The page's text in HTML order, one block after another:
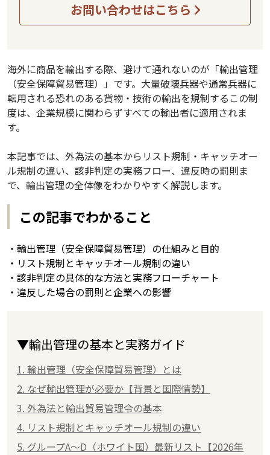
お問い合わせはこちら
海外に商品を輸出する際、避けて通れないのが「輸出管理
（安全保障貿易管理）」です。大量破壊兵器や通常兵器に
転用される恐れのある貨物・技術の輸出を規制するこの制
度は、企業規模に関わらずすべての輸出者に適用されま
す。
本記事では、外為法の基本からリスト規制・キャッチオー
ル規制の違い、該非判定の実務フロー、違反時の罰則ま
で、輸出管理の全体像をわかりやすく解説します。
この記事でわかること
・輸出管理（安全保障貿易管理）の仕組みと目的
・リスト規制とキャッチオール規制の違い
・該非判定の具体的な方法と実務フローチャート
・違反した場合の罰則と企業への影響
▼輸出管理の基本と実務ガイド
1. 輸出管理（安全保障貿易管理）とは
2. なぜ輸出管理が必要か【背景と国際情勢】
3. 外為法と輸出貿易管理令の基本
4. リスト規制とキャッチオール規制の違い
5. グループA〜D（ホワイト国）最新リスト【2026年